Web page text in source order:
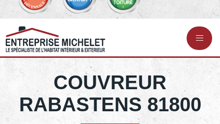
COUVREUR
RABASTENS 81800